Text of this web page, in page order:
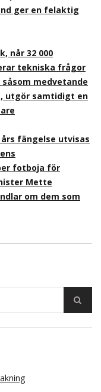
ger en felaktig
når 32 000
tekniska frågor
medvetande
utgör samtidigt en
fängelse utvisas
fotboja för
Mette
om dem som